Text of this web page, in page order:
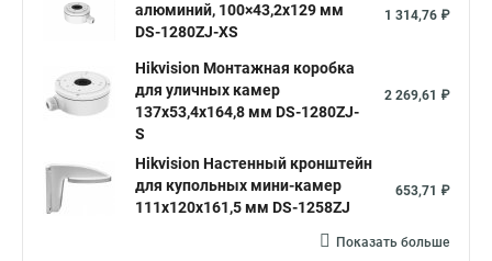
алюминий, 100×43,2x129 мм
DS-1280ZJ-XS
1 314,76 ₽
Hikvision Монтажная коробка
для уличных камер
137x53,4x164,8 мм DS-1280ZJ-
S
2 269,61 ₽
Hikvision Настенный кронштейн
для купольных мини-камер
111x120x161,5 мм DS-1258ZJ
653,71 ₽
Показать больше